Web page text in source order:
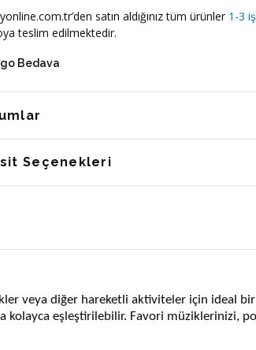
satın aldığınız tüm ürünler 1-3
teslim edilmektedir.
Bedava
Seçenekleri
veya diğer hareketli aktiviteler için ideal bir
kolayca eşleştirilebilir. Favori müziklerinizi,